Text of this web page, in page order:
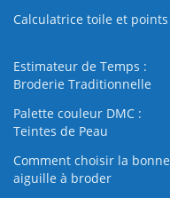
Calculatrice toile et points
Estimateur de Temps :
Broderie Traditionnelle
Palette couleur DMC :
Teintes de Peau
Comment choisir la bonne
aiguille à broder